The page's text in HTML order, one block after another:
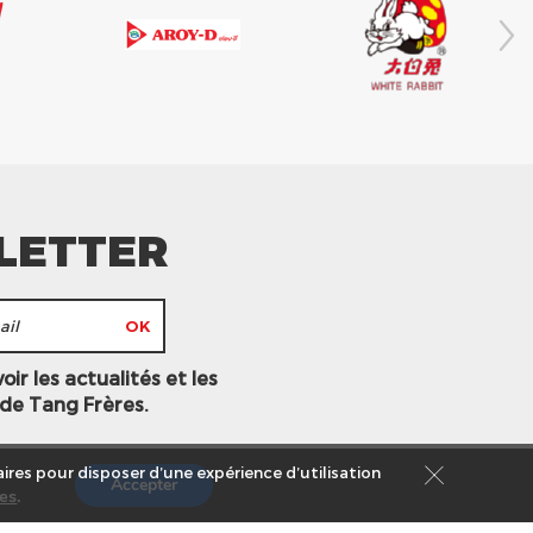
les actualités et les
Tang Frères.
légales
pour disposer d’une expérience d’utilisation
. Accepter